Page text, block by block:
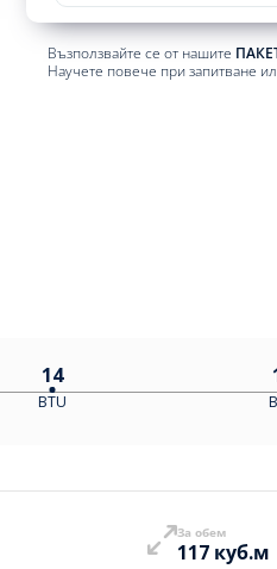
Възползвайте се от нашите
Научете повече при запитване
14
BTU
За обем
117 куб.м